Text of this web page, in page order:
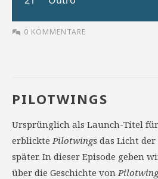
0 KOMMENTARE
PILOTWINGS
Ursprünglich als Launch-Titel für
erblicktePilotwings das Licht
später. In dieser Episode geben
über die Geschichte von